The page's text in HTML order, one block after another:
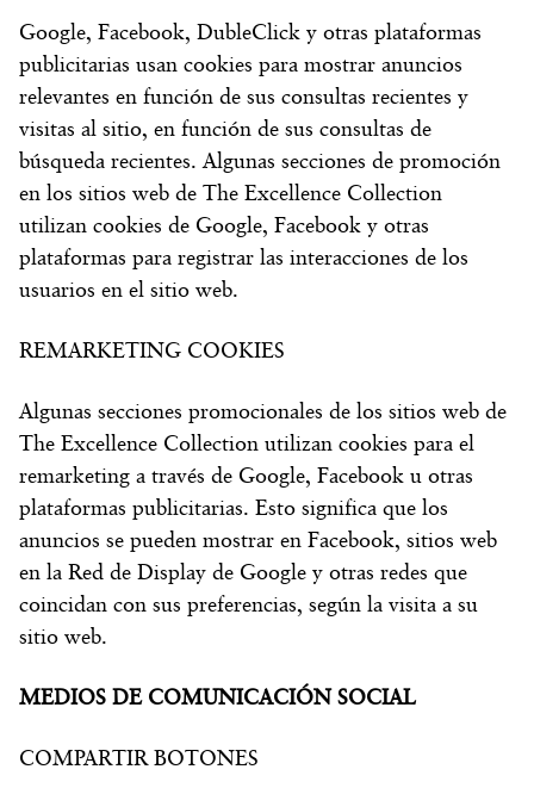
Google, Facebook, DubleClick y otras plataformas
publicitarias usan cookies para mostrar anuncios
relevantes en función de sus consultas recientes y
visitas al sitio, en función de sus consultas de
búsqueda recientes. Algunas secciones de promoción
en los sitios web de The Excellence Collection
utilizan cookies de Google, Facebook y otras
plataformas para registrar las interacciones de los
usuarios en el sitio web.
REMARKETING COOKIES
Algunas secciones promocionales de los sitios web de
The Excellence Collection utilizan cookies para el
remarketing a través de Google, Facebook u otras
plataformas publicitarias. Esto significa que los
anuncios se pueden mostrar en Facebook, sitios web
en la Red de Display de Google y otras redes que
coincidan con sus preferencias, según la visita a su
sitio web.
MEDIOS DE COMUNICACIÓN SOCIAL
COMPARTIR BOTONES